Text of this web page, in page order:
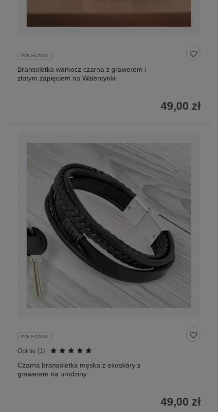
POLECANY
Bransoletka warkocz czarna z grawerem i
złotym zapięciem na Walentynki
49,00 zł
POLECANY
Opinie (1)
Czarna bransoletka męska z ekoskóry z
grawerem na urodziny
49,00 zł